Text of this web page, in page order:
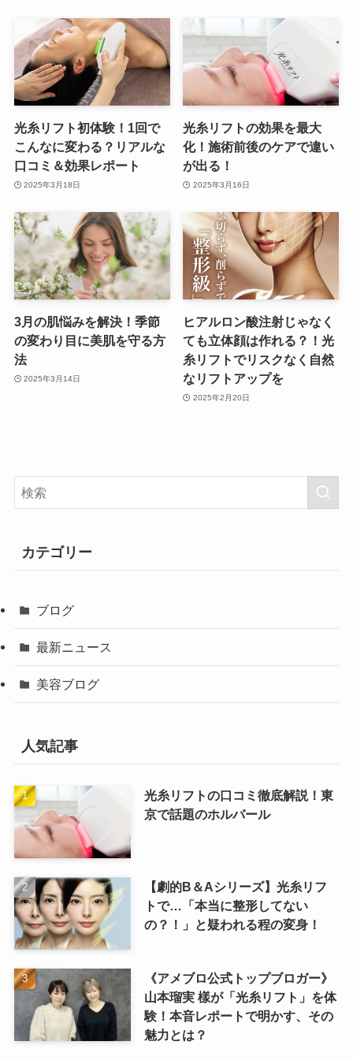
光糸リフト初体験！1回で
こんなに変わる？リアルな
口コミ＆効果レポート
2025年3月18日
光糸リフトの効果を最大
化！施術前後のケアで違い
が出る！
2025年3月16日
3月の肌悩みを解決！季節
の変わり目に美肌を守る方
法
2025年3月14日
ヒアルロン酸注射じゃなく
ても立体顔は作れる？！光
糸リフトでリスクなく自然
なリフトアップを
2025年2月20日
カテゴリー
ブログ
最新ニュース
美容ブログ
人気記事
光糸リフトの口コミ徹底解説！東
京で話題のホルバール
【劇的B＆Aシリーズ】光糸リフ
トで…「本当に整形してない
の？！」と疑われる程の変身！
《アメブロ公式トップブロガー》
山本瑠実 樣が「光糸リフト」を体
験！本音レポートで明かす、その
魅力とは？